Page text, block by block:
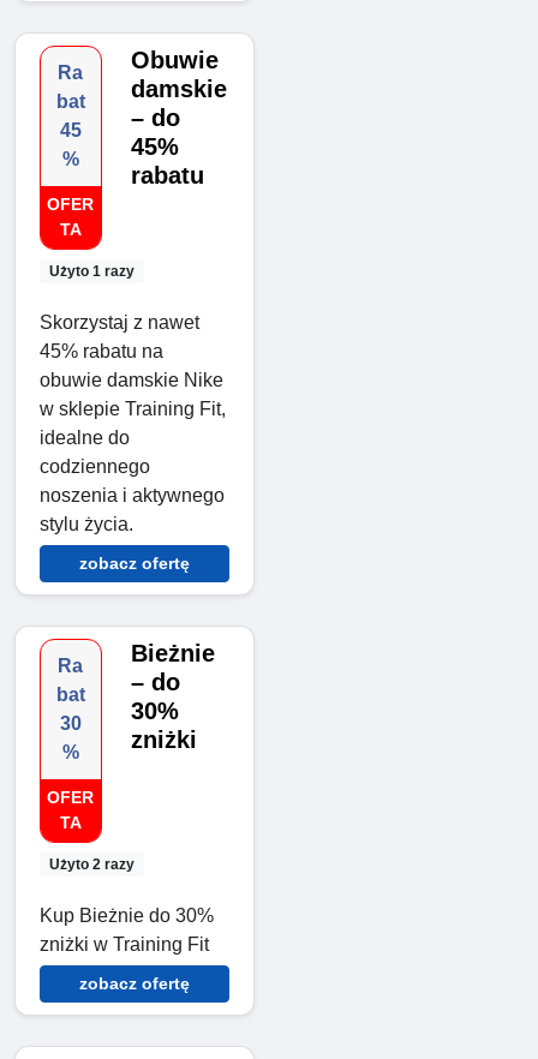
Ra
bat
45
%
OFER
TA
Użyto 1 razy
Obuwie
damskie
– do
45%
rabatu
Skorzystaj z nawet
45% rabatu na
obuwie damskie Nike
w sklepie Training Fit,
idealne do
codziennego
noszenia i aktywnego
stylu życia.
zobacz ofertę
Ra
bat
30
%
OFER
TA
Użyto 2 razy
Bieżnie
– do
30%
zniżki
Kup Bieżnie do 30%
zniżki w Training Fit
zobacz ofertę